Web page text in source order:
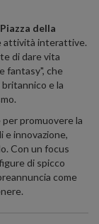
Piazza della
attività interattive.
di dare vita
fantasy", che
e la
promuovere la
e innovazione,
Con un focus
di spicco
come